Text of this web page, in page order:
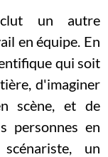
un autre
en équipe. En
qui soit
d'imaginer
scène, et de
personnes en
un